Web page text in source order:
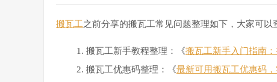
搬瓦工之前分享的搬瓦工常见问题整理如下，大家可以
搬瓦工新手教程整理：《搬瓦工新手入门指南
搬瓦工优惠码整理：《最新可用搬瓦工优惠码